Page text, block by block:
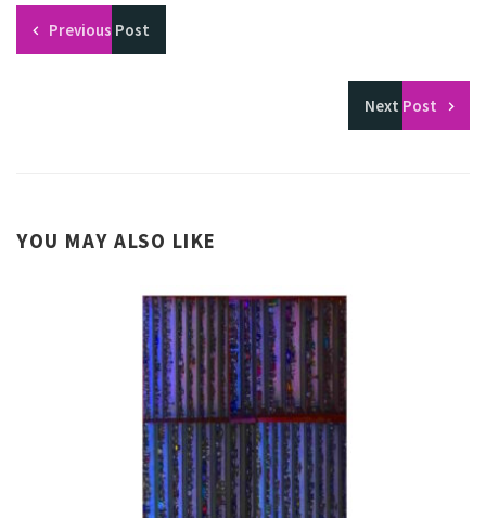
Previous Post
Next Post
YOU MAY ALSO LIKE